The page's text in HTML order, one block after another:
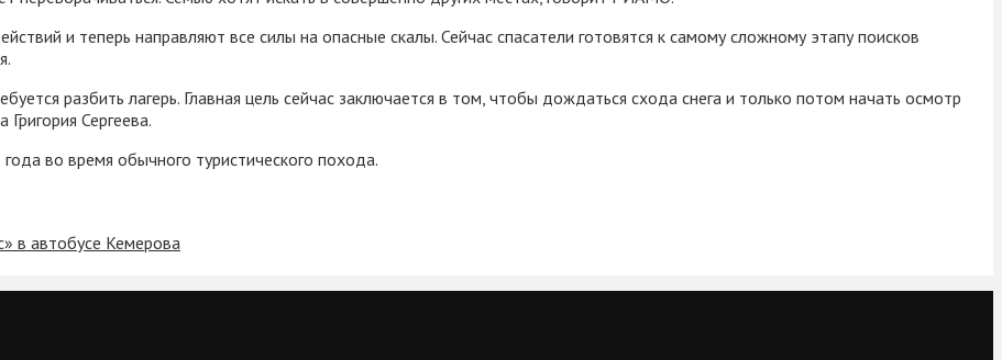
и теперь направляют все силы на опасные скалы. Сейчас спасатели готовятся к самому сложному этапу поисков
разбить лагерь. Главная цель сейчас заключается в том, чтобы дождаться схода снега и только потом начать осмотр
Сергеева.
во время обычного туристического похода.
в автобусе Кемерова